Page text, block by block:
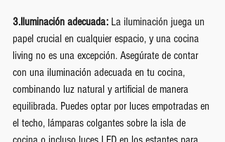
3.Iluminación adecuada: La iluminación juega un
papel crucial en cualquier espacio, y una cocina
living no es una excepción. Asegúrate de contar
con una iluminación adecuada en tu cocina,
combinando luz natural y artificial de manera
equilibrada. Puedes optar por luces empotradas en
el techo, lámparas colgantes sobre la isla de